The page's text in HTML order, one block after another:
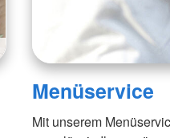
Menüservice
Mit unserem